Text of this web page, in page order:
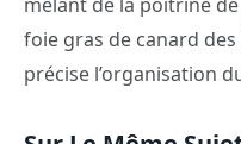
foie gras de canard des
précise l’organisation